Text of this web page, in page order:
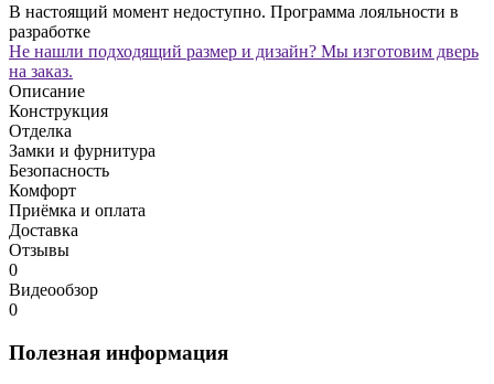
В настоящий момент недоступно. Программа лояльности в
разработке
Не нашли подходящий размер и дизайн? Мы изготовим дверь
на заказ.
Описание
Конструкция
Отделка
Замки и фурнитура
Безопасность
Комфорт
Приёмка и оплата
Доставка
Отзывы
0
Видеообзор
0
Полезная информация